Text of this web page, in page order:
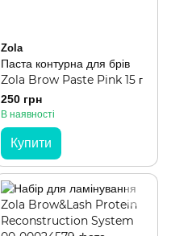
Zola
Паста контурна для брів
Zola Brow Paste Pink 15 г
250 грн
В наявності
Купити